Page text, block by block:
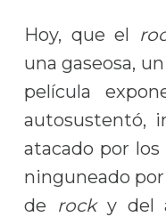
Hoy, que el
una gaseosa,
película
autosustentó,
atacado por
ninguneado
de rocky del